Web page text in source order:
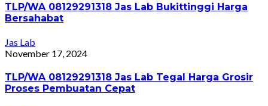
TLP/WA 08129291318 Jas Lab Bukittinggi Harga
Bersahabat
Jas Lab
November 17, 2024
TLP/WA 08129291318 Jas Lab Tegal Harga Grosir
Proses Pembuatan Cepat